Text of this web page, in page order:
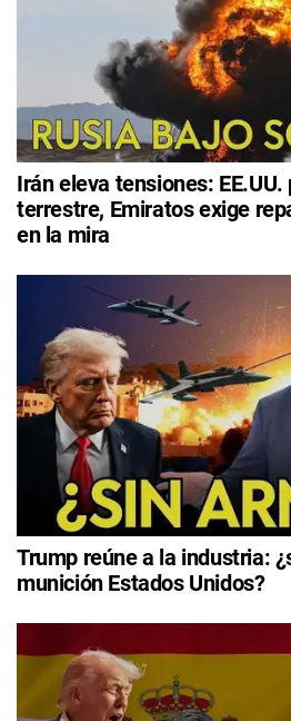
Irán eleva tensiones:
terrestre, Emiratos exige
en la mira
Trump reúne a la industria:
munición Estados Unidos?